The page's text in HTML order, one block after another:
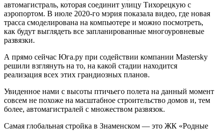
автомагистраль, которая соединит улицу Тихорецкую с
аэропортом. В июле 2020-го мэрия показала видео, где новая
трасса смоделирована на компьютере и можно посмотреть,
как будут выглядеть все запланированные многоуровневые
развязки.
А прямо сейчас Юга.ру при содействии компании Mastersky
решили взглянуть на то, на какой стадии находится
реализация всех этих грандиозных планов.
Увиденное нами с высоты птичьего полета на данный момент
совсем не похоже на масштабное строительство домов и, тем
более, автомагистралей с множеством развязок.
Самая глобальная стройка в Знаменском — это ЖК «Родные